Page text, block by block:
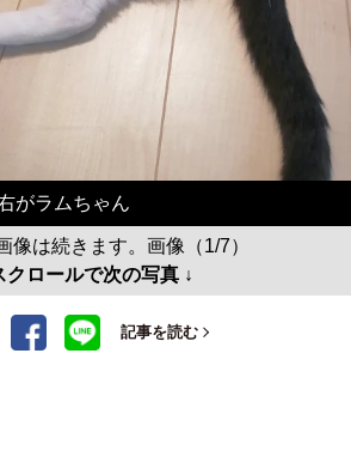
がラムちゃん
像は続きます。画像（1/7）
クロールで次の写真 ↓
記事を読む